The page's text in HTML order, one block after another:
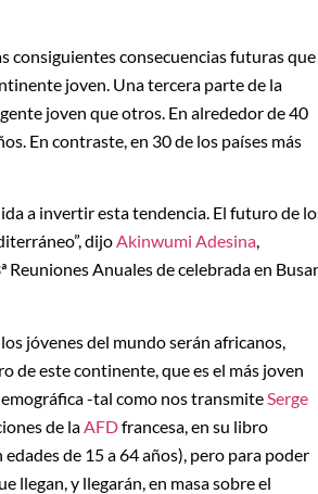
consiguientes consecuencias futuras que
joven. Una tercera parte de la
joven que otros. En alrededor de 40
En contraste, en 30 de los países más
a invertir esta tendencia. El futuro de
dijoAkinwumi Adesina,
Reuniones Anuales de celebrada en
jóvenes del mundo serán africanos,
de este continente, que es el más joven
-tal como nos transmite Serge
de la AFDfrancesa, en su libro
de 15 a 64 años), pero para poder
llegan, y llegarán, en masa sobre el